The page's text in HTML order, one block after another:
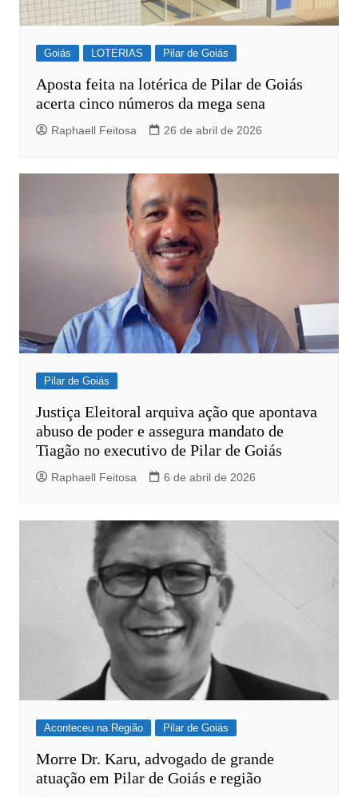
Goiás LOTERIAS Pilar de Goiás
Aposta feita na lotérica de Pilar de Goiás
acerta cinco números da mega sena
Raphaell Feitosa 26 de abril de 2026
Pilar de Goiás
Justiça Eleitoral arquiva ação que apontava
abuso de poder e assegura mandato de
Tiagão no executivo de Pilar de Goiás
Raphaell Feitosa 6 de abril de 2026
Aconteceu na Região Pilar de Goiás
Morre Dr. Karu, advogado de grande
atuação em Pilar de Goiás e região